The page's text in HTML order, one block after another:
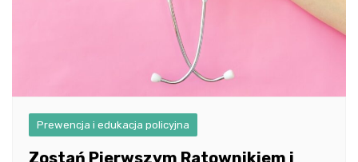
Prewencja i edukacja policyjna